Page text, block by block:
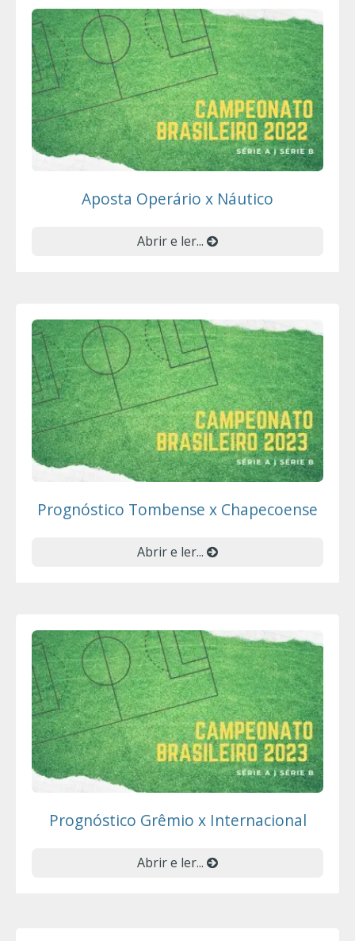
Aposta Operário x Náutico
Abrir e ler...
Prognóstico Tombense x Chapecoense
Abrir e ler...
Prognóstico Grêmio x Internacional
Abrir e ler...